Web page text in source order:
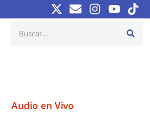
Audio en Vivo